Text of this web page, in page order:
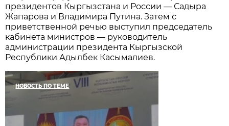
президентов Кыргызстана и России — Садыра
Жапарова и Владимира Путина. Затем с
приветственной речью выступил председатель
кабинета министров — руководитель
администрации президента Кыргызской
Республики Адылбек Касымалиев.
НОВОСТЬ ПО ТЕМЕ